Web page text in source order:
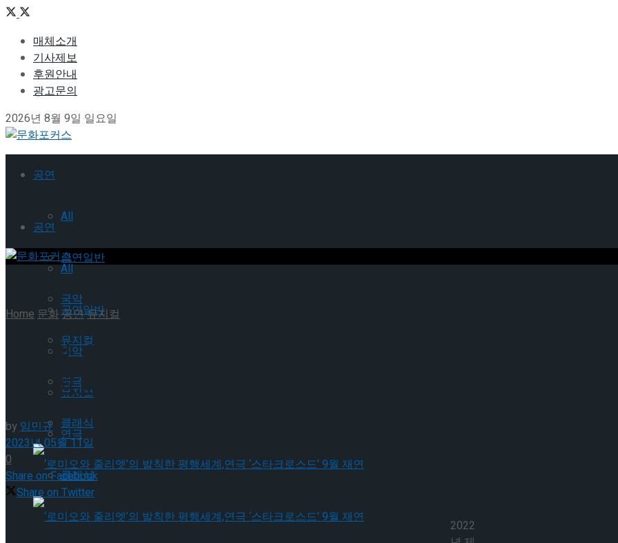
매체소개
기사제보
후원안내
광고문의
2026년 8월 9일 일요일
공연
All
공연일반
국악
뮤지컬
연극
클래식
‘로미오와 줄리엣’의 발칙한 평행세계,연극 ‘스타크로스드’ 9월 재연
공연
All
공연일반
국악
뮤지컬
연극
클래식
Home문화공연뮤지컬
뮤지컬, 영화보다 저렴하게 즐긴다! 제17회 DIMF ‘만원의행복
할인 프로모션까지
by임민규
2023년 05월 11일
0
Share on Facebook
Share on Twitter
2022